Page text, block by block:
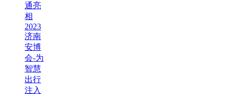
通亮
相
2023
济南
安博
会-为
智慧
出行
注入